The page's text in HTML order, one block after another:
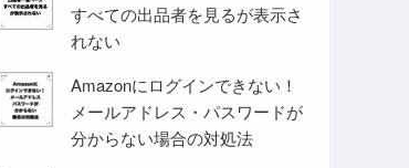
すべての出品者を見るが表示さ
れない
Amazonにログインできない！
メールアドレス・パスワードが
分からない場合の対処法